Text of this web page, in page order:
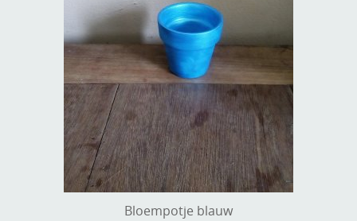
Bloempotje blauw